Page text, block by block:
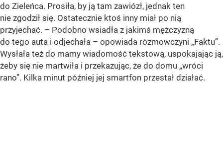
do Zieleńca. Prosiła, by ją tam zawiózł, jednak ten
nie zgodził się. Ostatecznie ktoś inny miał po nią
przyjechać. – Podobno wsiadła z jakimś mężczyzną
do tego auta i odjechała – opowiada rózmowczyni „Faktu”.
Wysłała też do mamy wiadomość tekstową, uspokajając ją,
żeby się nie martwiła i przekazując, że do domu „wróci
rano”. Kilka minut później jej smartfon przestał działać.